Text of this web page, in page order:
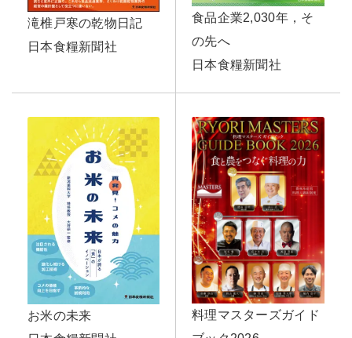
滝椎戸寒の乾物日記
日本食糧新聞社
食品企業2,030年，そ
の先へ
日本食糧新聞社
お米の未来
料理マスターズガイド